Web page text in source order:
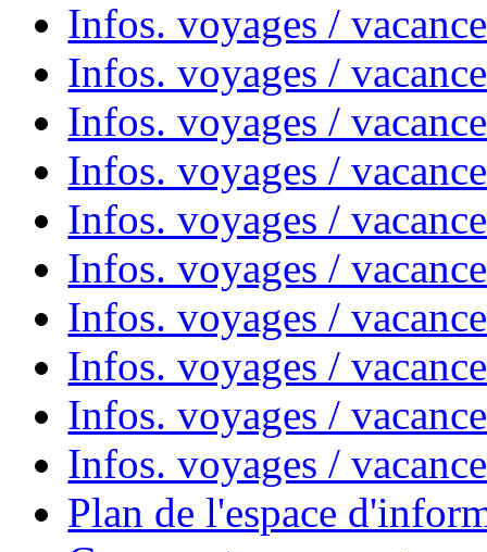
Infos. voyages /
Infos. voyages /
Infos. voyages /
Infos. voyages /
Infos. voyages /
Infos. voyages /
Infos. voyages /
Infos. voyages /
Infos. voyages /
Infos. voyages /
Plan de l'espace